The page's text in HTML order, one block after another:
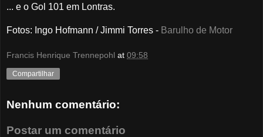
... e o Gol 101 em Lontras.
Fotos: Ingo Hofmann / Jimmi Torres - Barulho de Motor
Francis Henrique Trennepohl at 09:58
Compartilhar
Nenhum comentário:
Postar um comentário